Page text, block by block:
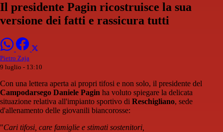
Il presidente Pagin ricostruisce la sua
versione dei fatti e rassicura tutti
Pietro Zaja
9 luglio - 13:10
Con una lettera aperta ai propri tifosi e non solo, il presidente del
Campodarsego Daniele Pagin ha voluto spiegare la delicata
situazione relativa all'impianto sportivo di Reschigliano, sede
d'allenamento delle giovanili biancorosse:
"Cari tifosi, care famiglie e stimati sostenitori,